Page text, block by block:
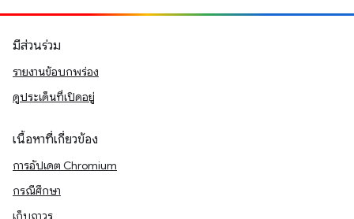
มีส่วนร่วม
รายงานข้อบกพร่อง
ดูประเด็นที่เปิดอยู่
เนื้อหาที่เกี่ยวข้อง
การอัปเดต Chromium
กรณีศึกษา
เก็บถาวร